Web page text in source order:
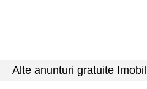
Alte anunturi gratuite